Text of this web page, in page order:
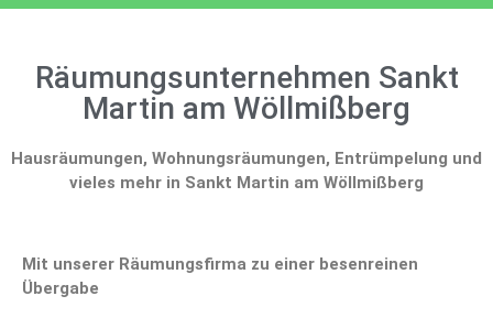
Räumungsunternehmen Sankt
Martin am Wöllmißberg
Hausräumungen, Wohnungsräumungen, Entrümpelung und
vieles mehr in Sankt Martin am Wöllmißberg
Mit unserer Räumungsfirma zu einer besenreinen
Übergabe